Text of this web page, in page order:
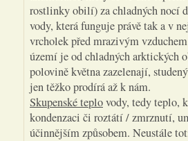
rostlinky obilí) za chladných nocí
vody, která funguje právě tak a v
vrcholek před mrazivým
území je od chladných arktických
polovině května zazelenají,
jen těžko prodírá až k nám.
Skupenské teplovody, tedy teplo,
kondenzaci či roztátí / zmrznutí,
účinnějším způsobem. Neustále